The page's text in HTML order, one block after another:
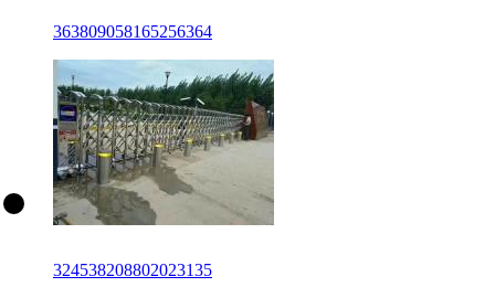
363809058165256364
324538208802023135